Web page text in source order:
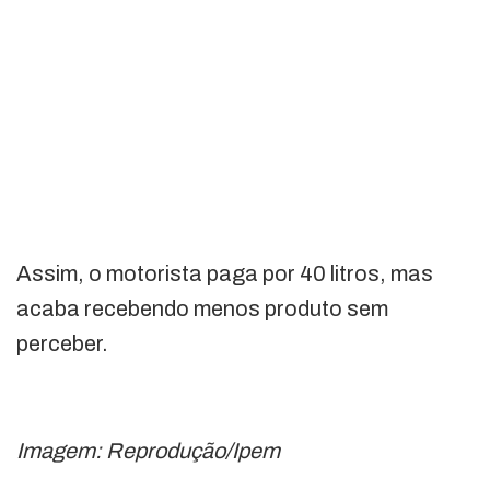
Assim, o motorista paga por 40 litros, mas
acaba recebendo menos produto sem
perceber.
Imagem: Reprodução/Ipem